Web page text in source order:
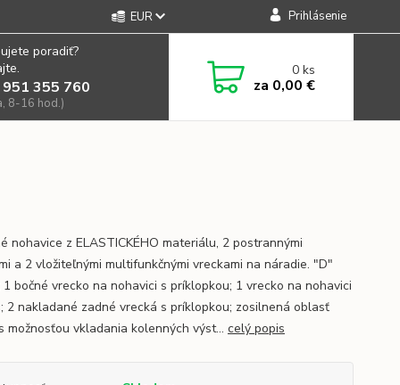
EUR Prihlásenie
poradiť?
355 760
8-16 hod.)
0ks
za 0,00 €
nohavice z ELASTICKÉHO materiálu, 2 postrannými
a 2 vložiteľnými multifunkčnými vreckami na náradie. "D"
1 bočné vrecko na nohavici s príklopkou; 1 vrecko na nohavici
2 nakladané zadné vrecká s príklopkou; zosilnená oblasť
možnosťou vkladania kolenných výst... celý popis